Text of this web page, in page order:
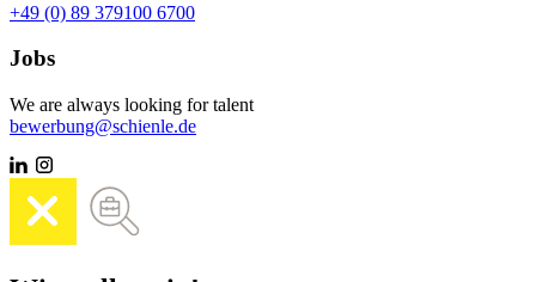
+49 (0) 89 379100 6700
Jobs
We are always looking for talent
bewerbung@schienle.de